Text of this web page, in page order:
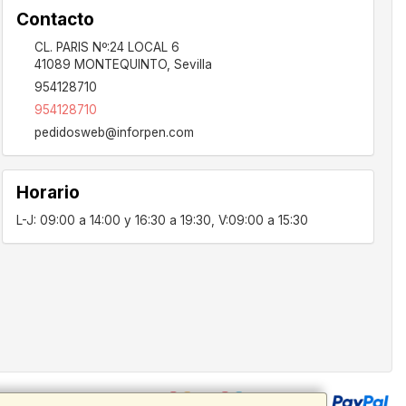
Contacto
CL. PARIS Nº:24 LOCAL 6
41089 MONTEQUINTO, Sevilla
954128710
954128710
pedidosweb@inforpen.com
Horario
L-J: 09:00 a 14:00 y 16:30 a 19:30, V:09:00 a 15:30